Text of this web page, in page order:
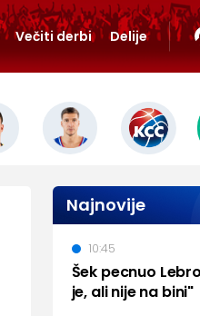
Večiti derbi Delije
Najnovije
Šek pecnuo
je, ali nije na bini"
10:45